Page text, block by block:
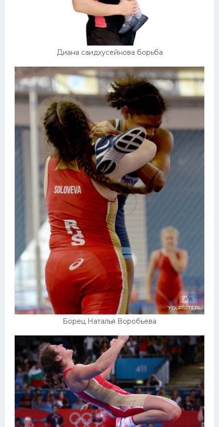
Диана саидхусейнова борьба
Борец Наталья Воробьева